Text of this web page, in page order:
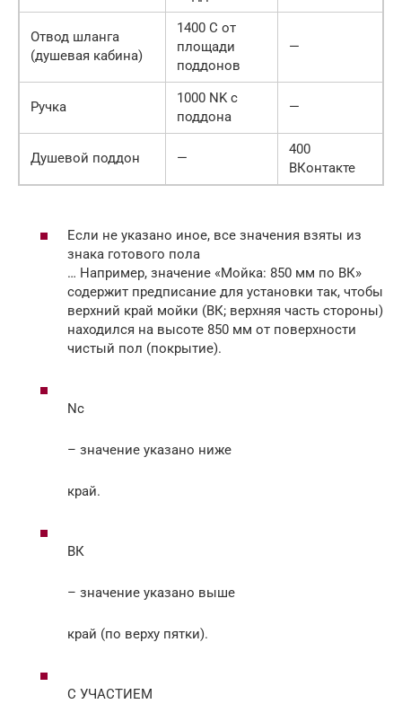
Отвод шланга
(душевая кабина)
1400 C от
площади
поддонов
—
Ручка
1000 NK с
поддона
—
Душевой поддон —
400
ВКонтакте
Если не указано иное, все значения взяты из
знака готового пола
… Например, значение «Мойка: 850 мм по ВК»
содержит предписание для установки так, чтобы
верхний край мойки (ВК; верхняя часть стороны)
находился на высоте 850 мм от поверхности
чистый пол (покрытие).
Nc
– значение указано ниже
край.
ВК
– значение указано выше
край (по верху пятки).
С УЧАСТИЕМ